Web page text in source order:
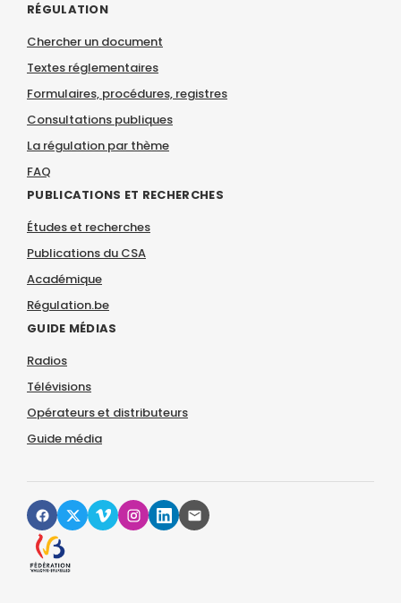
RÉGULATION
Chercher un document
Textes réglementaires
Formulaires, procédures, registres
Consultations publiques
La régulation par thème
FAQ
PUBLICATIONS ET RECHERCHES
Études et recherches
Publications du CSA
Académique
Régulation.be
GUIDE MÉDIAS
Radios
Télévisions
Opérateurs et distributeurs
Guide média